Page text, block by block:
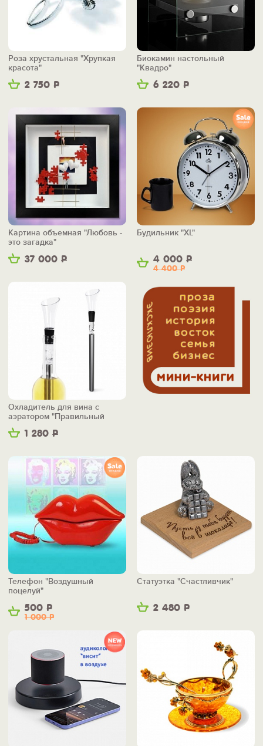
2 750 Р
Роза хрустальная "Хрупкая
красота"
6 220 Р
Биокамин настольный
"Квадро"
37 000 Р
Картина объемная "Любовь -
это загадка"
4 000 Р
4 400Р
Будильник "XL"
1 280 Р
Охладитель для вина с
аэратором "Правильный
вкус"
500 Р
1 000Р
Телефон "Воздушный
поцелуй"
2 480 Р
Статуэтка "Счастливчик"